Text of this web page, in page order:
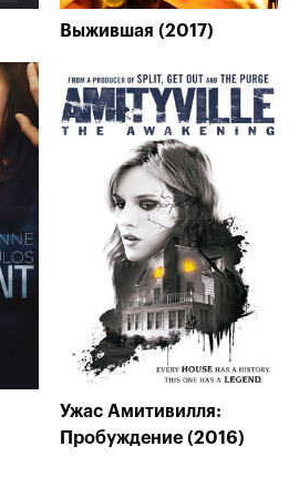
Выжившая (2017)
Ужас Амитивилля:
Пробуждение (2016)